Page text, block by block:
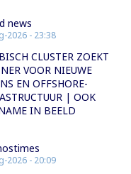
news
2026 - 23:38
CLUSTER ZOEKT
VOOR NIEUWE
EN OFFSHORE-
| OOK
IN BEELD
2026 - 20:09